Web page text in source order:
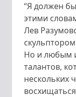
“Я должен
этими
Лев
Но и любым
талантов,
нескольких